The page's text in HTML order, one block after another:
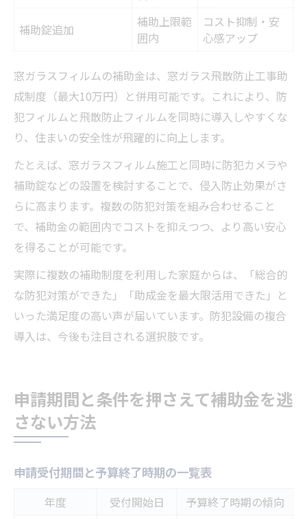
補助錠追加
補助上限範
囲内
コスト抑制・安
心感アップ
窓ガラスフィルムの補助金は、窓ガラス飛散防止工事助
成制度（最大10万円）と併用可能です。これにより、防
犯フィルムと飛散防止フィルムを同時に導入しやすくな
り、住まいの安全性が飛躍的に向上します。
たとえば、窓ガラスフィルム施工と同時に防犯カメラや
補助錠などの設置を検討することで、侵入防止効果がさ
らに高まります。複数の防犯対策を組み合わせること
で、補助金の範囲内でコストを抑えつつ、より高い安心
を得ることが可能です。
実際に複数の補助制度を利用した家庭からは、「総合的
な防犯対策ができた」「助成金を最大限活用できた」と
いった満足度の高い声が届いています。防犯設備の複合
導入は、今後も注目される選択肢です。
申請期間と条件を押さえて補助金を逃
さない方法
申請受付期間と予算終了時期の一覧表
年度 受付開始日 予算終了時期の傾向